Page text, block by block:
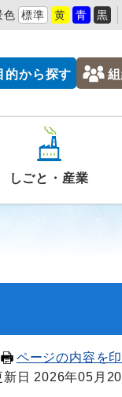
色 標準 黄 青 黒
的から探す
しごと・産業
ページの内容を印
新日 2026年05月20